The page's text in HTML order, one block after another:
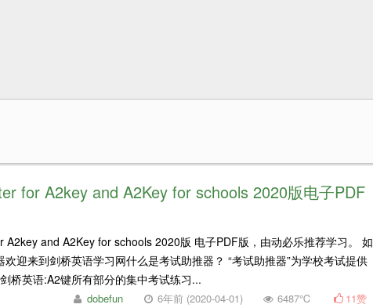
for A2key and A2Key for schools 2020版电子PDF
A2key and A2Key for schools 2020版 电子PDF版，由动必乐推荐学习。 如
欢迎来到剑桥英语学习网什么是考试助推器？ “考试助推器”为学校考试提供
桥英语:A2键所有部分的集中考试练习...
dobefun 6年前 (2020-04-01) 6487℃ 11赞